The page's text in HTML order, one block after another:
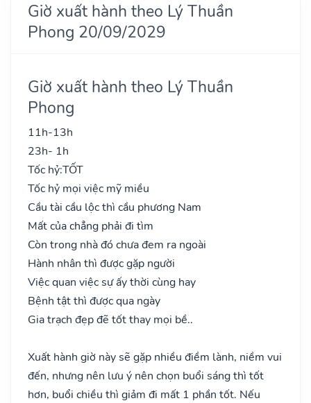
Giờ xuất hành theo Lý Thuần
Phong 20/09/2029
Giờ xuất hành theo Lý Thuần
Phong
11h-13h
23h- 1h
Tốc hỷ:TỐT
Tốc hỷ mọi việc mỹ miều
Cầu tài cầu lộc thì cầu phương Nam
Mất của chẳng phải đi tìm
Còn trong nhà đó chưa đem ra ngoài
Hành nhân thì được gặp người
Việc quan việc sự ấy thời cùng hay
Bệnh tật thì được qua ngày
Gia trạch đẹp đẽ tốt thay mọi bề..
Xuất hành giờ này sẽ gặp nhiều điềm lành, niềm vui
đến, nhưng nên lưu ý nên chọn buổi sáng thì tốt
hơn, buổi chiều thì giảm đi mất 1 phần tốt. Nếu